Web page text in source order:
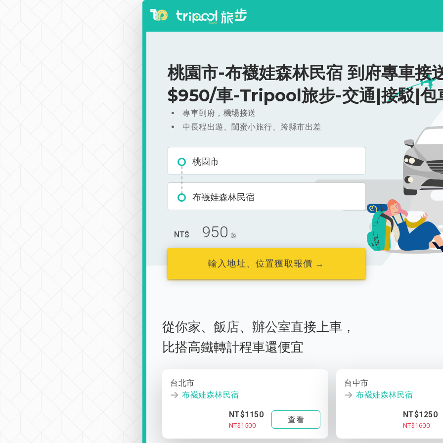
桃園市-布襪娃森林民宿 到府專車接
$950/車-Tripool旅步-交通|接駁|包
專車到府，機場接送
中長程出遊、閨蜜小旅行、跨縣市出差
桃園市
布襪娃森林民宿
NT$ 950 起
輸入地址、位置獲取報價 →
從你家、 飯店、 辦公室直接上車，
比搭高鐵轉計程車還便宜
台北市
布襪娃森林民宿
NT$1150
NT$1500
查看
台中市
布襪娃森林民宿
NT$1250
NT$1600